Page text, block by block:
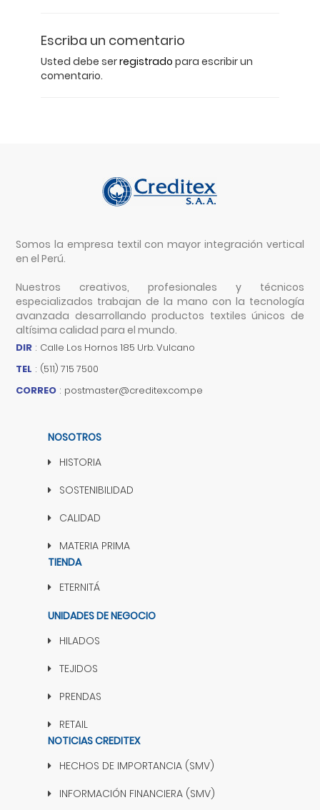
Escriba un comentario
Usted debe serregistrado para escribir un
comentario.
Somos la empresa textil con mayor integración vertical
en el Perú.
Nuestros creativos, profesionales y técnicos
especializados trabajan de la mano con la tecnología
avanzada desarrollando productos textiles únicos de
altísima calidad para el mundo.
DIR : Calle Los Hornos 185 Urb. Vulcano
TEL : (511) 715 7500
CORREO : postmaster@creditex.com.pe
NOSOTROS
HISTORIA
SOSTENIBILIDAD
CALIDAD
MATERIA PRIMA
TIENDA
ETERNITÁ
UNIDADES DE NEGOCIO
HILADOS
TEJIDOS
PRENDAS
RETAIL
NOTICIAS CREDITEX
HECHOS DE IMPORTANCIA (SMV)
INFORMACIÓN FINANCIERA (SMV)